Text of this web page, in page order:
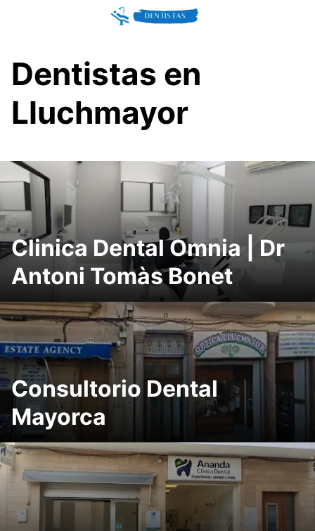
Dentistas en
Lluchmayor
Clinica Dental Omnia | Dr
Antoni Tomàs Bonet
Consultorio Dental
Mayorca